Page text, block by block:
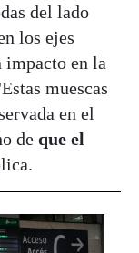
del lado
los ejes
impacto en la
muescas
en el
de que el